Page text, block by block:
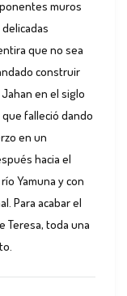
muros
que no sea
construir
en el siglo
falleció dando
en un
hacia el
Yamuna y con
Para acabar el
Teresa, toda una